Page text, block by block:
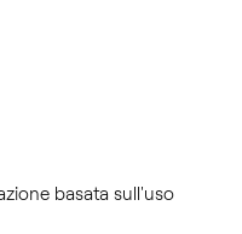
basata sull'uso